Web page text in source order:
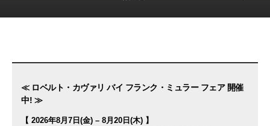
≪ ロベルト・カヴァリ バイ フランク・ミュラー フェア 開催
中! ≫
【 2026年8月7日(金) – 8月20日(木) 】